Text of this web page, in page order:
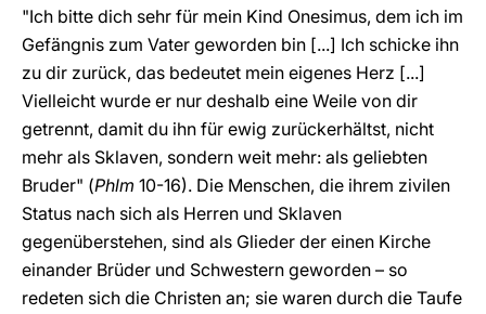
"Ich bitte dich sehr für mein Kind Onesimus, dem ich im
Gefängnis zum Vater geworden bin [...] Ich schicke ihn
zu dir zurück, das bedeutet mein eigenes Herz [...]
Vielleicht wurde er nur deshalb eine Weile von dir
getrennt, damit du ihn für ewig zurückerhältst, nicht
mehr als Sklaven, sondern weit mehr: als geliebten
Bruder" (Phlm 10-16). Die Menschen, die ihrem zivilen
Status nach sich als Herren und Sklaven
gegenüberstehen, sind als Glieder der einen Kirche
einander Brüder und Schwestern geworden – so
redeten sich die Christen an; sie waren durch die Taufe